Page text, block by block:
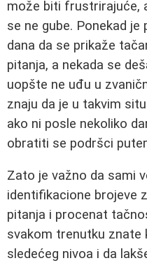
može biti frustrirajuće,
se ne gube. Ponekad
dana da se prikaže
pitanja, a nekada se
uopšte ne uđu u
znaju da je u takvim
ako ni posle nekoliko
obratiti se podršci
Zato je važno da sami
identifikacione brojeve
pitanja i procenat
svakom trenutku znate
sledećeg nivoa i da